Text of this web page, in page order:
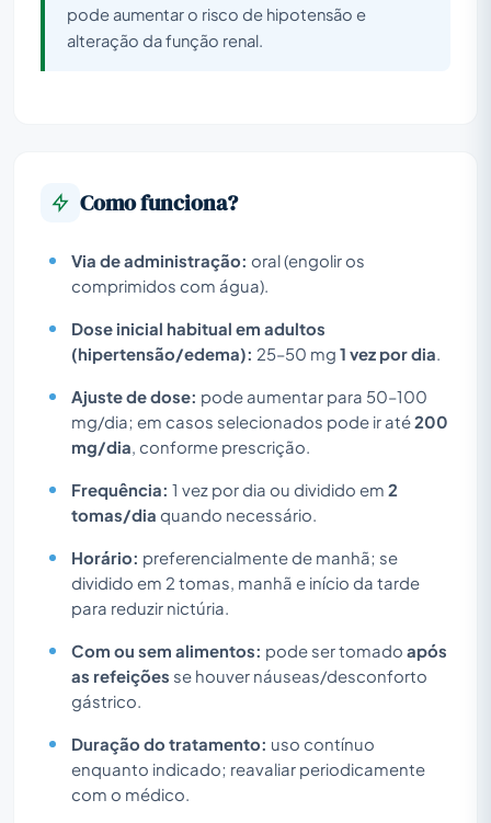
pode aumentar o risco de hipotensão e
alteração da função renal.
Como funciona?
Via de administração: oral (engolir os
comprimidos com água).
Dose inicial habitual em adultos
(hipertensão/edema): 25–50 mg 1 vez por dia
Ajuste de dose: pode aumentar para 50–100
mg/dia; em casos selecionados pode ir até200
mg/dia , conforme prescrição.
Frequência: 1 vez por dia ou dividido em 2
tomas/dia quando necessário.
Horário: preferencialmente de manhã; se
dividido em 2 tomas, manhã e início da tarde
para reduzir nictúria.
Com ou sem alimentos: pode ser tomado após
as refeições se houver náuseas/desconforto
gástrico.
Duração do tratamento: uso contínuo
enquanto indicado; reavaliar periodicamente
com o médico.